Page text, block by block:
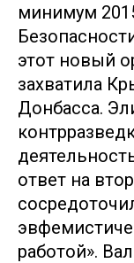
минимум
этот новый
захватила
Донбасса.
ответ на
работой».